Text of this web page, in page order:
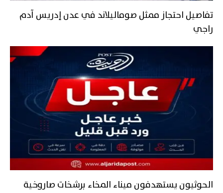
تفاصيل احتجاز ممثل صوماليلاند في عدن إدريس آدم
راجي
‏الحوثيون يستهدفون ميناء المخاء برشخات صاروخية